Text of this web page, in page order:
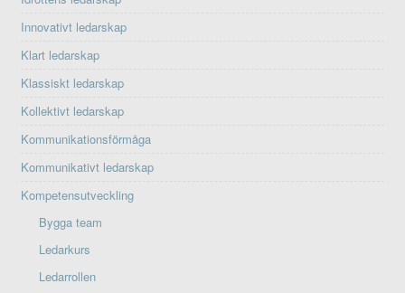
Innovativt ledarskap
Klart ledarskap
Klassiskt ledarskap
Kollektivt ledarskap
Kommunikationsförmåga
Kommunikativt ledarskap
Kompetensutveckling
Bygga team
Ledarkurs
Ledarrollen